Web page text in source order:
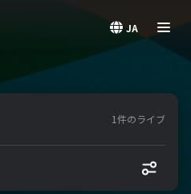
JA
1件のライブ